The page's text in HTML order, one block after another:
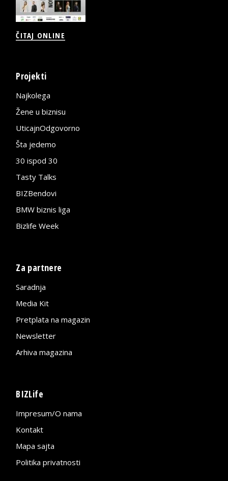
ČITAJ ONLINE
Projekti
Najkolega
Žene u biznisu
UticajnOdgovorno
Šta jedemo
30 ispod 30
Tasty Talks
BIZBendovi
BMW biznis liga
Bizlife Week
Za partnere
Saradnja
Media Kit
Pretplata na magazin
Newsletter
Arhiva magazina
BIZLife
Impresum/O nama
Kontakt
Mapa sajta
Politika privatnosti